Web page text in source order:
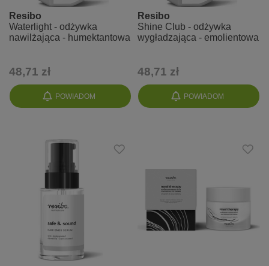
POWIADOM
Resibo
Waterlight - odżywka
nawilżająca - humektantowa
48,71 zł
POWIADOM
Resibo
Shine Club - odżywka
wygładzająca - emolientowa
48,71 zł